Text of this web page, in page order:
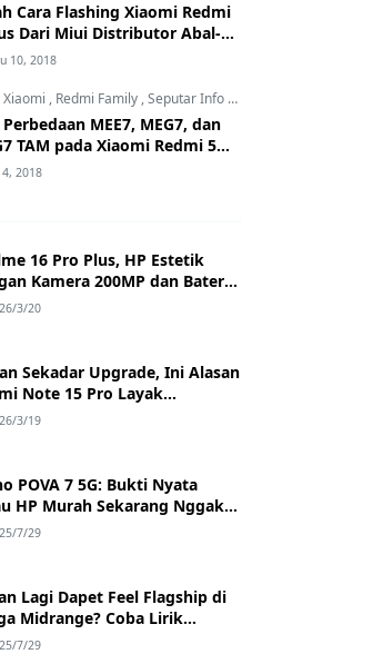
Cara Flashing Xiaomi Redmi
Dari Miui Distributor Abal-
ke Offcial Tanpa Test Point
Tanpa Unlock Bootloader
10, 2018
, Redmi Family ,Seputar Info MIUI Xiaomi
MEE7, MEG7, dan
TAM pada Xiaomi Redmi 5
Benarkah MEG7 TAM Tidak
4, 2018
16 Pro Plus, HP Estetik
Kamera 200MP dan Baterai
3/20
Sekadar Upgrade, Ini Alasan
Note 15 Pro Layak
3/19
POVA 7 5G: Bukti Nyata
HP Murah Sekarang Nggak
Main Lagi
7/29
Lagi Dapet Feel Flagship di
Midrange? Coba Lirik
Pro 5G!
7/29